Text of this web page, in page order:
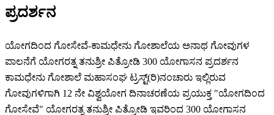
ಪ್ರದರ್ಶನ
ಯೋಗದಿಂದ ಗೋಸೇವೆ-ಕಾಮಧೇನು ಗೋಶಾಲೆಯ ಅನಾಥ ಗೋವುಗಳ
ಪಾಲನೆಗೆ ಯೋಗರತ್ನ ತನುಶ್ರೀ ಪಿತ್ರೋಡಿ 300 ಯೋಗಾಸನ ಪ್ರದರ್ಶನ
ಕಾಮಧೇನು‌ ಗೋಶಾಲೆ ಮಹಾಸಂಘ ಟ್ರಸ್ಟ್(ರಿ)ನಂಚಾರು ಇಲ್ಲಿರುವ
ಗೋವುಗಳಿಗಾಗಿ 12 ನೇ ವಿಶ್ವಯೋಗ ದಿನಾಚರಣೆಯ ಪ್ರಯುಕ್ತ "ಯೋಗದಿಂದ
ಗೋಸೇವೆ" ಯೋಗರತ್ನ ತನುಶ್ರೀ ಪಿತ್ರೋಡಿ ಇವರಿಂದ 300 ಯೋಗಾಸನ